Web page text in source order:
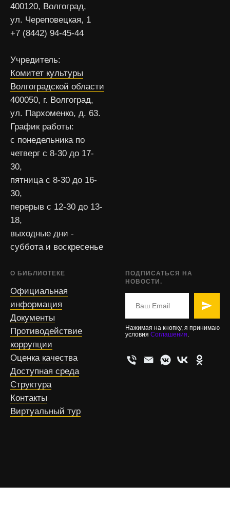
400120, Волгоград,
ул. Череповецкая, 1
+7 (8442) 94-45-44
Учредитель:
Комитет культуры
Волгоградской области
400050, г. Волгоград,
ул. Пархоменко, д. 63.
График работы:
с понедельника по
четверг с 8-30 до 17-
30,
пятница с 8-30 до 16-
30,
перерыв с 12-30 до 13-
18,
выходные дни -
суббота и воскресенье
О БИБЛИОТЕКЕ
Официальная
информация
Документы
Противодействие
коррупции
Оценка качества
Доступная среда
Структура
Контакты
Виртуальный тур
ПОДПИСАТЬСЯ НА
НОВОСТИ.
Нажимая на кнопку, я принимаю
условия Соглашения.